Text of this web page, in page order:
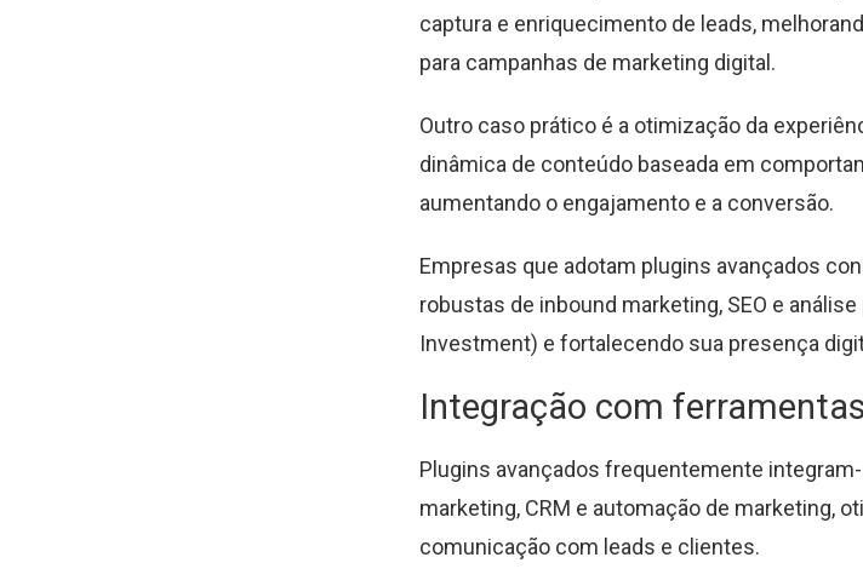
captura e enriquecimento de leads,
para campanhas de marketing digital.
Outro caso prático é a otimização da
dinâmica de conteúdo baseada em
aumentando o engajamento e a conversão.
Empresas que adotam plugins avançados
robustas de inbound marketing, SEO e
Investment) e fortalecendo sua presença
Integração com
Plugins avançados frequentemente
marketing, CRM e automação de marketing,
comunicação com leads e clientes.